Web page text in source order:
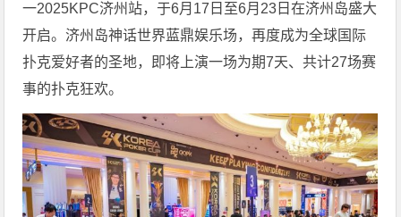
一2025KPC济州站，于6月17日至6月23日在济州岛盛大
开启。济州岛神话世界蓝鼎娱乐场，再度成为全球国际
扑克爱好者的圣地，即将上演一场为期7天、共计27场赛
事的扑克狂欢。